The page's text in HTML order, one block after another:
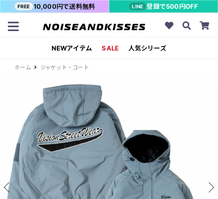
FREE 10,000円で送料無料 LINE 登録で500円OFF
NEWアイテム SALE 人気シリーズ
ホーム ジャケット・コート